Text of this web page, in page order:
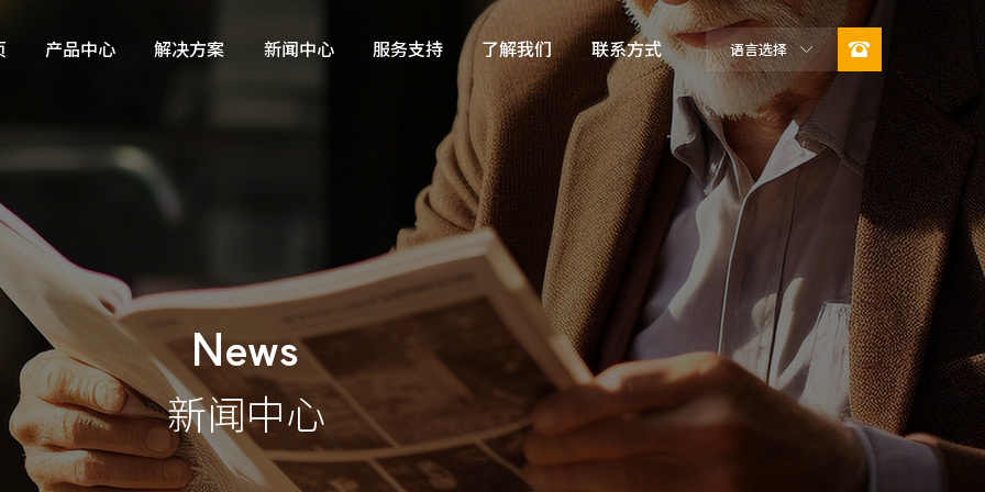
产品中心
在线测控仪器仪表
自动控制系统/仪电工程
解决方案 新闻中心 服务支持
产品咨询与服务定制
产品试用
了解我们
公司简介
企业文化
荣誉资质
可持续发展
合作伙伴
联系方式 语言选择  
News
新闻中心